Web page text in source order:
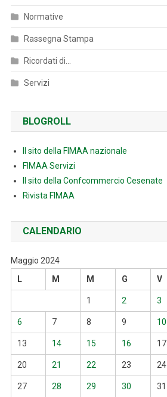
Normative
Rassegna Stampa
Ricordati di…
Servizi
BLOGROLL
Il sito della FIMAA nazionale
FIMAA Servizi
Il sito della Confcommercio Cesenate
Rivista FIMAA
CALENDARIO
Maggio 2024
L
M M G V
1 2 3
6 7 8 9 10
13 14 15 16 17
20 21 22 23 24
27 28 29 30 31